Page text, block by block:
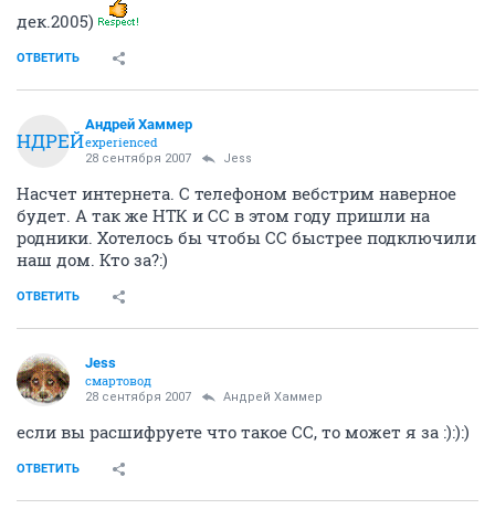
дек.2005)
ОТВЕТИТЬ
АНДРЕЙ
Андрей Хаммер
experienced
28 сентября 2007 Jess
Насчет интернета. С телефоном вебстрим наверное
будет. А так же НТК и СС в этом году пришли на
родники. Хотелось бы чтобы СС быстрее подключили
наш дом. Кто за?:)
ОТВЕТИТЬ
Jess
смартовод
28 сентября 2007 Андрей Хаммер
если вы расшифруете что такое СС, то может я за :):):)
ОТВЕТИТЬ